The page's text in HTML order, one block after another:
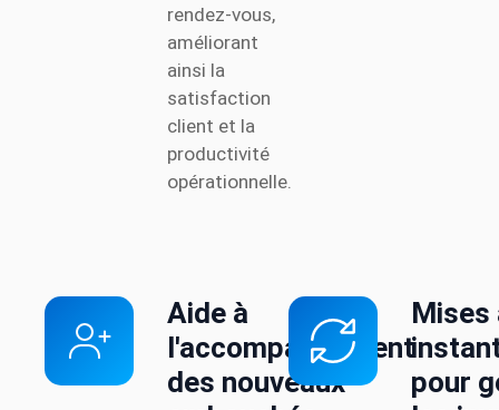
rendez-vous,
améliorant
ainsi la
satisfaction
client et la
productivité
opérationnelle.
Aide à
l'accompagnement
des nouveaux
Mises
pour